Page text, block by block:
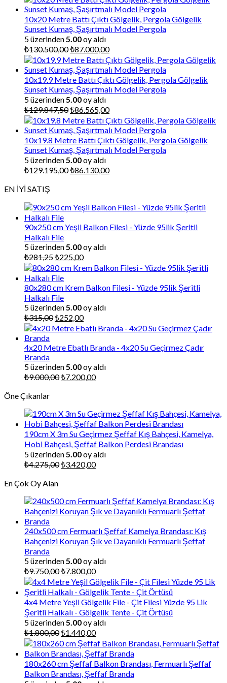
10x20 Metre Battı Çıktı Gölgelik, Pergola Gölgelik
Sunset Kumaş, Şaşırtmalı Model Pergola
5 üzerinden 5.00oy aldı
₺130.500,00Orijinal
fiyat:
₺130.500,00.
₺87.000,00Şu
andaki
fiyat:
₺87.000,00.
10x19.9 Metre Battı Çıktı Gölgelik, Pergola Gölgelik
Sunset Kumaş, Şaşırtmalı Model Pergola
5 üzerinden 5.00oy aldı
₺129.847,50Orijinal
fiyat:
₺129.847,50.
₺86.565,00Şu
andaki
fiyat:
₺86.565,00.
10x19.8 Metre Battı Çıktı Gölgelik, Pergola Gölgelik
Sunset Kumaş, Şaşırtmalı Model Pergola
5 üzerinden 5.00oy aldı
₺129.195,00Orijinal
₺86.130,00Şu
EN İYİ SATIŞ
90x250 cm Yeşil Balkon Filesi - Yüzde 95lik Şeritli
Halkalı File
5 üzerinden 5.00oy aldı
₺281,25Orijinal
fiyat:
₺281,25.
₺225,00Şu
andaki
₺225,00.
80x280 cm Krem Balkon Filesi - Yüzde 95lik Şeritli
Halkalı File
5 üzerinden 5.00oy aldı
₺315,00Orijinal
fiyat:
₺252,00Şu
andaki
₺252,00.
4x20 Metre Ebatlı Branda - 4x20 Su Geçirmez Çadır
Branda
5 üzerinden 5.00oy aldı
₺9.000,00Orijinal
₺7.200,00Şu
Öne Çıkanlar
190cm X 3m Su Geçirmez Şeffaf Kış Bahçesi, Kamelya,
Hobi Bahçesi, Şeffaf Balkon Perdesi Brandası
5 üzerinden 5.00oy aldı
₺4.275,00Orijinal
₺3.420,00Şu
En Çok Oy Alan
240x500 cm Fermuarlı Şeffaf Kamelya Brandası: Kış
Bahçenizi Koruyan Şık ve Dayanıklı Fermuarlı Şeffaf
Branda
5 üzerinden 5.00oy aldı
₺9.750,00Orijinal
fiyat:
₺9.750,00.
₺7.800,00Şu
andaki
fiyat:
₺7.800,00.
4x4 Metre Yeşil Gölgelik File - Çit Filesi Yüzde 95 Lik
Şeritli Halkalı - Gölgelik Tente - Çit Örtüsü
5 üzerinden 5.00oy aldı
₺1.800,00Orijinal
fiyat:
₺1.800,00.
₺1.440,00Şu
andaki
fiyat:
₺1.440,00.
180x260 cm Şeffaf Balkon Brandası, Fermuarlı Şeffaf
Balkon Brandası, Şeffaf Branda